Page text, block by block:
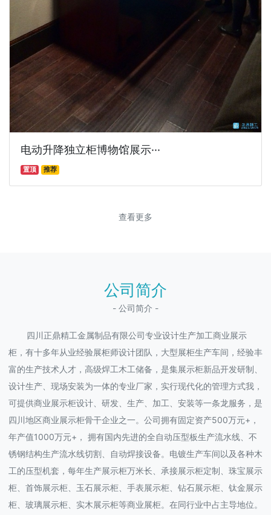
电动升降独立柜博物馆展示···
置顶 推荐
查看更多
公司简介
- 公司简介 -
四川正鼎精工金属制品有限公司专业设计生产加工商业展示
柜，有十多年从业经验展柜师设计团队，大型展柜生产车间，经验丰
富的生产技术人才，高级焊工木工储备，是集展示柜新品开发研制、
设计生产、现场安装为一体的专业厂家，实行现代化的管理方式我，
可提供商业展示柜设计、研发、生产、加工、安装等一条龙服务，是
四川地区商业展示柜骨干企业之一。公司拥有固定资产500万元+，
年产值1000万元+， 拥有国内先进的全自动压型板生产流水线、不
锈钢结构生产流水线切割、自动焊接设备。电镀生产车间以及各种木
工的压型机套，每年生产展示柜万米长、承接展示柜定制、珠宝展示
柜、首饰展示柜、玉石展示柜、手表展示柜、钻石展示柜、钛金展示
柜、玻璃展示柜、实木展示柜等商业展柜。在同行业中占主导地位。